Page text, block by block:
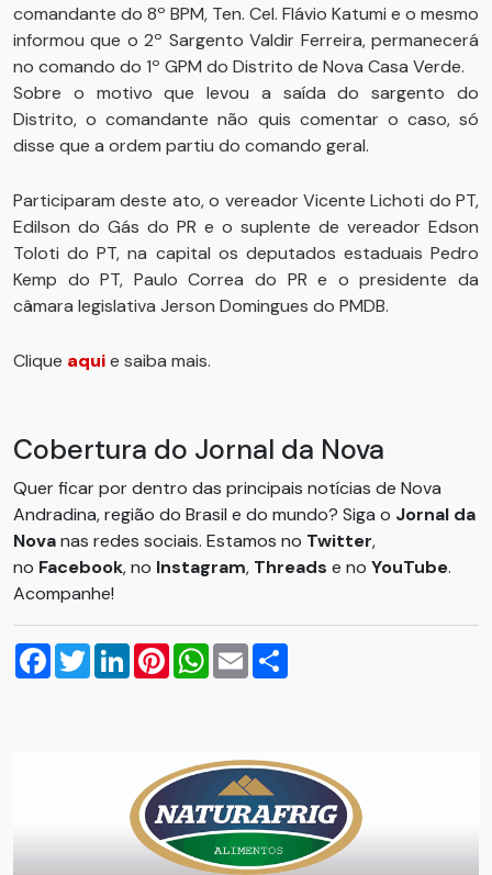
comandante do 8º BPM, Ten. Cel. Flávio Katumi e o mesmo
informou que o 2º Sargento Valdir Ferreira, permanecerá
no comando do 1º GPM do Distrito de Nova Casa Verde.
Sobre o motivo que levou a saída do sargento do
Distrito, o comandante não quis comentar o caso, só
disse que a ordem partiu do comando geral.
Participaram deste ato, o vereador Vicente Lichoti do PT,
Edilson do Gás do PR e o suplente de vereador Edson
Toloti do PT, na capital os deputados estaduais Pedro
Kemp do PT, Paulo Correa do PR e o presidente da
câmara legislativa Jerson Domingues do PMDB.
Clique aquie saiba mais.
Cobertura do Jornal da Nova
Quer ficar por dentro das principais notícias de Nova
Andradina, região do Brasil e do mundo? Siga o Jornal da
Novanas redes sociais. Estamos no Twitter,
no Facebook, no Instagram, Threads e no YouTube.
Acompanhe!
Facebook
TwitterLinkedInPinterestWhatsApp
Email